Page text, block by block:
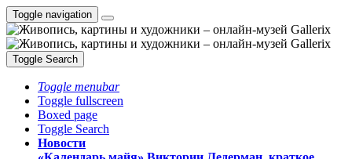
Toggle navigation
Toggle Search
Toggle menubar
Toggle fullscreen
Boxed page
Toggle Search
Новости